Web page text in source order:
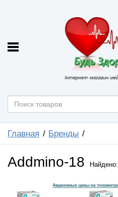
Главная Бренды
Addmino-18 Найдено: